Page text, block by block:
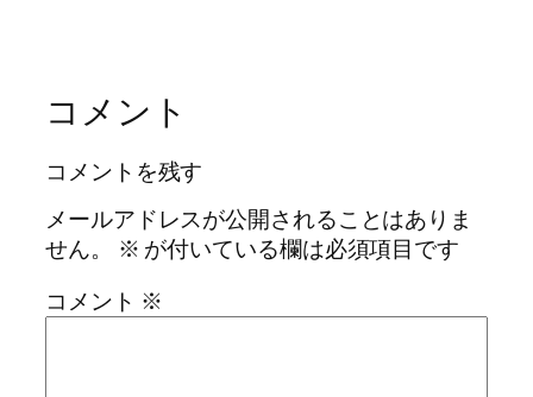
コメント
コメントを残す
メールアドレスが公開されることはありま
せん。
※ が付いている欄は必須項目です
コメント ※